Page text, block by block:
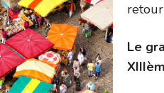
Le